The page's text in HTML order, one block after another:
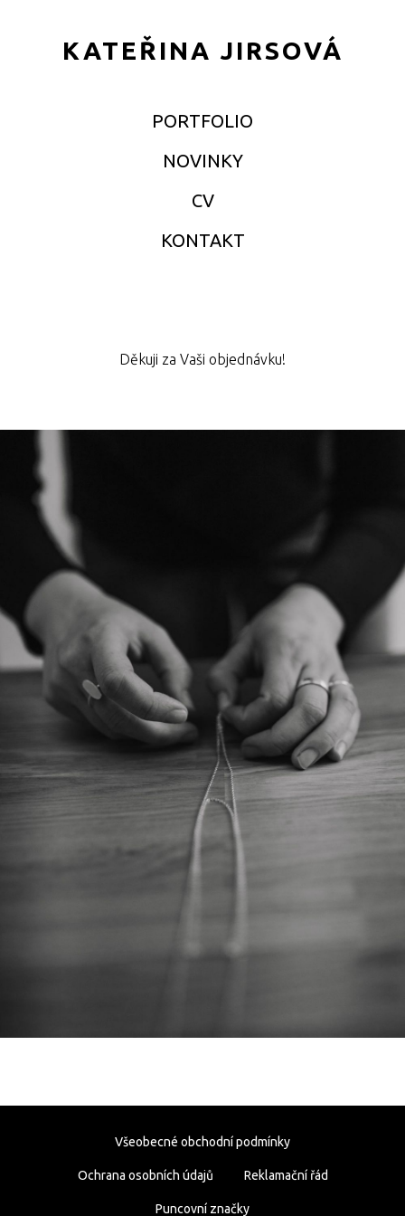
KATEŘINA JIRSOVÁ
PORTFOLIO
NOVINKY
CV
KONTAKT
Děkuji za Vaši objednávku!
Všeobecné obchodní podmínky
Ochrana osobních údajů Reklamační řád
Puncovní značky